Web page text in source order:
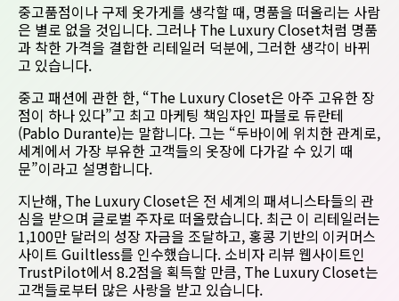
중고품점이나 구제 옷가게를 생각할 때, 명품을 떠올리는 사람
은 별로 없을 것입니다. 그러나 The Luxury Closet처럼 명품
과 착한 가격을 결합한 리테일러 덕분에, 그러한 생각이 바뀌
고 있습니다.
중고 패션에 관한 한, “The Luxury Closet은 아주 고유한 장
점이 하나 있다”고 최고 마케팅 책임자인 파블로 듀란테
(Pablo Durante)는 말합니다. 그는 “두바이에 위치한 관계로,
세계에서 가장 부유한 고객들의 옷장에 다가갈 수 있기 때
문”이라고 설명합니다.
지난해, The Luxury Closet은 전 세계의 패셔니스타들의 관
심을 받으며 글로벌 주자로 떠올랐습니다. 최근 이 리테일러는
1,100만 달러의 성장 자금을 조달하고, 홍콩 기반의 이커머스
사이트 Guiltless를 인수했습니다. 소비자 리뷰 웹사이트인
TrustPilot에서 8.2점을 획득할 만큼, The Luxury Closet는
고객들로부터 많은 사랑을 받고 있습니다.